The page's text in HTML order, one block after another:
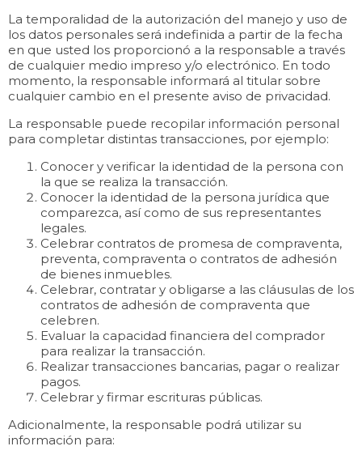
La temporalidad de la autorización del manejo y uso de
los datos personales será indefinida a partir de la fecha
en que usted los proporcionó a la responsable a través
de cualquier medio impreso y/o electrónico. En todo
momento, la responsable informará al titular sobre
cualquier cambio en el presente aviso de privacidad.
La responsable puede recopilar información personal
para completar distintas transacciones, por ejemplo:
Conocer y verificar la identidad de la persona con
la que se realiza la transacción.
Conocer la identidad de la persona jurídica que
comparezca, así como de sus representantes
legales.
Celebrar contratos de promesa de compraventa,
preventa, compraventa o contratos de adhesión
de bienes inmuebles.
Celebrar, contratar y obligarse a las cláusulas de los
contratos de adhesión de compraventa que
celebren.
Evaluar la capacidad financiera del comprador
para realizar la transacción.
Realizar transacciones bancarias, pagar o realizar
pagos.
Celebrar y firmar escrituras públicas.
Adicionalmente, la responsable podrá utilizar su
información para: